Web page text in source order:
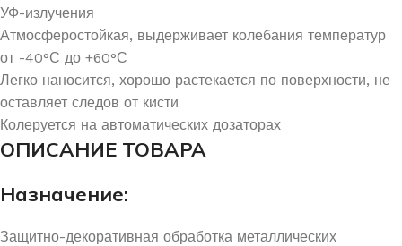
УФ-излучения
Атмосферостойкая, выдерживает колебания температур
от -40°С до +60°С
Легко наносится, хорошо растекается по поверхности, не
оставляет следов от кисти
Колеруется на автоматических дозаторах
ОПИСАНИЕ ТОВАРА
Назначение:
Защитно-декоративная обработка металлических